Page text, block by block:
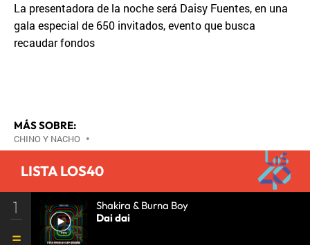
La presentadora de la noche será Daisy Fuentes, en una
gala especial de 650 invitados, evento que busca
recaudar fondos
MÁS SOBRE:
CHINO Y NACHO •
LISTA LOS40
1
Shakira & Burna Boy
Dai dai